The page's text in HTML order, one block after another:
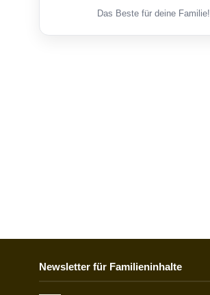
Das Beste für deine Familie!
Newsletter für Familieninhalte